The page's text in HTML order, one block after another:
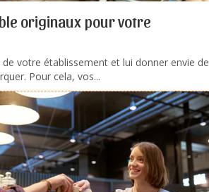
originaux pour votre
votre établissement et lui donner envie de
Pour cela, vos...